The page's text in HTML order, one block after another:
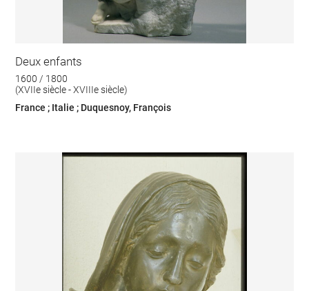
Deux enfants
1600 / 1800
(XVIIe siècle - XVIIIe siècle)
France ; Italie ; Duquesnoy, François